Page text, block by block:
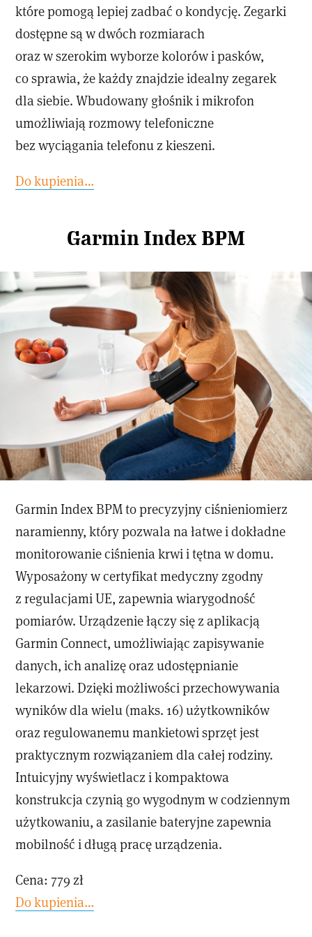
które pomogą lepiej zadbać o kondycję. Zegarki
dostępne są w dwóch rozmiarach
oraz w szerokim wyborze kolorów i pasków,
co sprawia, że każdy znajdzie idealny zegarek
dla siebie. Wbudowany głośnik i mikrofon
umożliwiają rozmowy telefoniczne
bez wyciągania telefonu z kieszeni.
Do kupienia…
Garmin Index BPM
Garmin Index BPM to precyzyjny ciśnieniomierz
naramienny, który pozwala na łatwe i dokładne
monitorowanie ciśnienia krwi i tętna w domu.
Wyposażony w certyfikat medyczny zgodny
z regulacjami UE, zapewnia wiarygodność
pomiarów. Urządzenie łączy się z aplikacją
Garmin Connect, umożliwiając zapisywanie
danych, ich analizę oraz udostępnianie
lekarzowi. Dzięki możliwości przechowywania
wyników dla wielu (maks. 16) użytkowników
oraz regulowanemu mankietowi sprzęt jest
praktycznym rozwiązaniem dla całej rodziny.
Intuicyjny wyświetlacz i kompaktowa
konstrukcja czynią go wygodnym w codziennym
użytkowaniu, a zasilanie bateryjne zapewnia
mobilność i długą pracę urządzenia.
Cena: 779 zł
Do kupienia…